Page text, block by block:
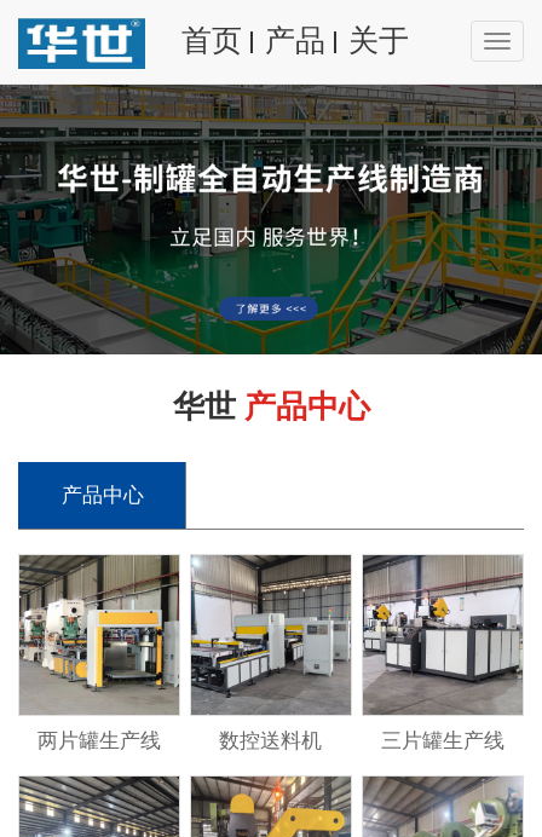
首页 产品 关于
华世 产品中心
产品中心
两片罐生产线 数控送料机 三片罐生产线